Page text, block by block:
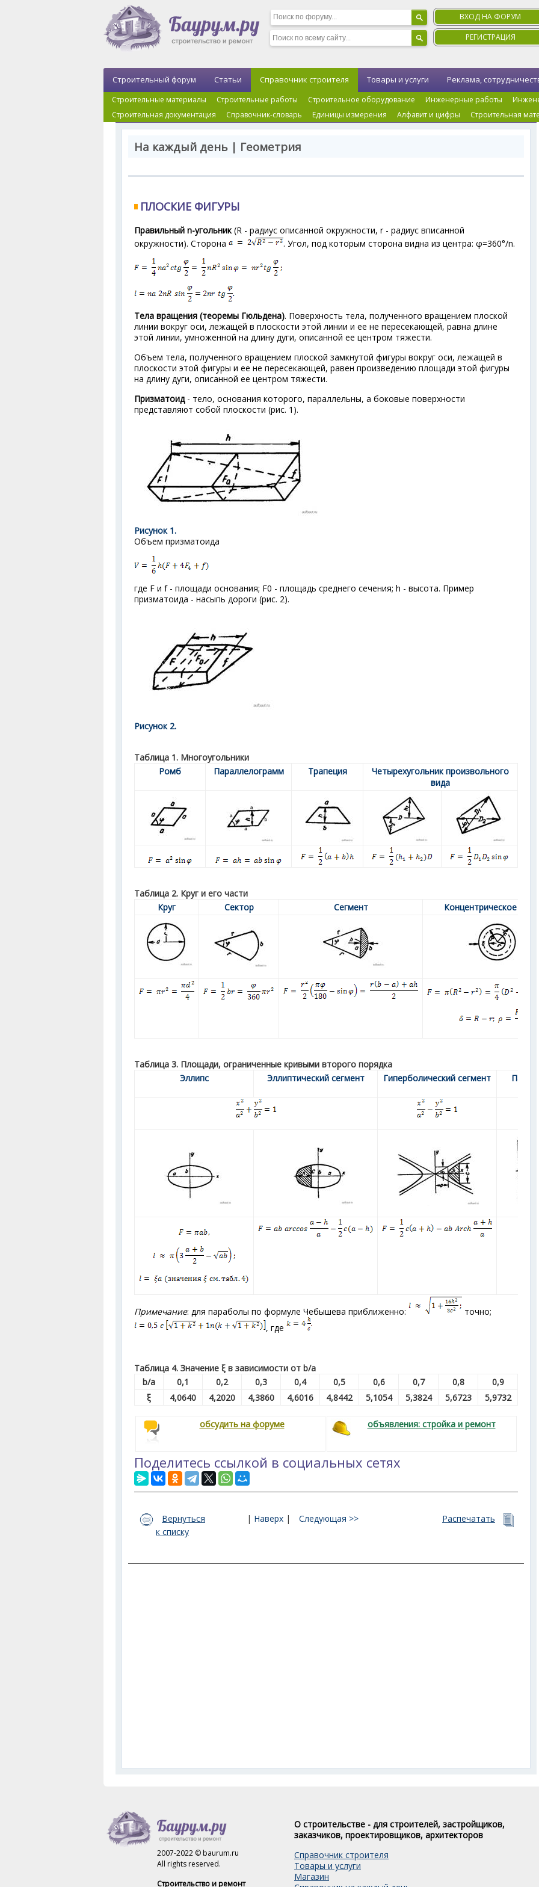
ВХОД НА ФОРУМ
РЕГИСТРАЦИЯ
Строительный форум Статьи Справочник строителя
Строительные материалы Строительные работы Строительное оборудование Инженерные работы
Строительная документация
Справочник-словарь Единицы измерения Алфавит и цифры Строительная
Товары и услуги Реклама,
На каждый день | Геометрия
ПЛОСКИЕ ФИГУРЫ
Правильный n-угольник(R - радиус описанной окружности, r - радиус вписанной
окружности). Сторона
. Угол, под которым сторона видна из центра: φ=360°/n.
Тела вращения (теоремы Гюльдена). Поверхность тела, полученного вращением плоской
линии вокруг оси, лежащей в плоскости этой линии и ее не пересекающей, равна длине
этой линии, умноженной на длину дуги, описанной ее центром тяжести.
Объем тела, полученного вращением плоской замкнутой фигуры вокруг оси, лежащей в
плоскости этой фигуры и ее не пересекающей, равен произведению площади этой фигуры
на длину дуги, описанной ее центром тяжести.
Призматоид- тело, основания которого, параллельны, а боковые поверхности
представляют собой плоскости (рис. 1).
Рисунок 1.
Объем призматоида
где F и f - площади основания; F0 - площадь среднего сечения; h - высота. Пример
призматоида - насыпь дороги (рис. 2).
Рисунок 2.
Таблица 1. Многоугольники
Ромб
Параллелограмм Трапеция
Четырехугольник произвольного
вида
Таблица 2. Круг и его части
Круг
Сектор Сегмент Концентрическое
Таблица 3. Площади, ограниченные кривыми второго порядка
Эллипс
Эллиптический сегмент Гиперболический сегмент
Примечание: для параболы по формуле Чебышева приближенно:
точно;
, где
Таблица 4. Значение ξ в зависимости от b/а
b/a
0,1 0,2 0,3 0,4 0,5 0,6 0,7 0,8
0,9
ξ
4,0640 4,2020 4,3860 4,6016 4,8442 5,1054 5,3824 5,6723 5,9732
обсудить на форуме объявления: стройка и ремонт
Поделитесь ссылкой в социальных сетях
Вернуться
к списку
| Наверх | Следующая >> Распечатать
2007-2022 © baurum.ru
All rights reserved.
Строительство и ремонт
О строительстве - для строителей, застройщиков,
заказчиков, проектировщиков, архитекторов
Справочник строителя
Товары и услуги
Магазин